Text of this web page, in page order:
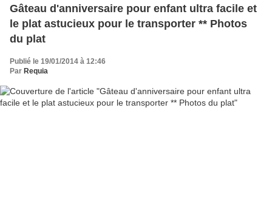
Gâteau d'anniversaire pour enfant ultra facile et
le plat astucieux pour le transporter ** Photos
du plat
Publié le 19/01/2014 à 12:46
Par Requia